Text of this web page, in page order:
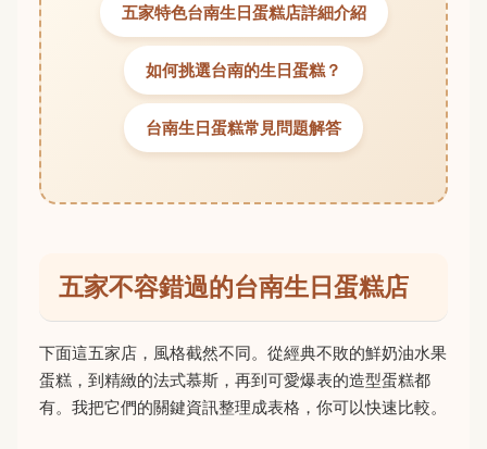
五家特色台南生日蛋糕店詳細介紹
如何挑選台南的生日蛋糕？
台南生日蛋糕常見問題解答
五家不容錯過的台南生日蛋糕店
下面這五家店，風格截然不同。從經典不敗的鮮奶油水果
蛋糕，到精緻的法式慕斯，再到可愛爆表的造型蛋糕都
有。我把它們的關鍵資訊整理成表格，你可以快速比較。